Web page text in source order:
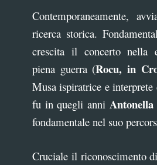
Contemporaneamente,
ricerca storica.
crescita il concerto nella
piena guerra (Rocu, in
Musa ispiratrice e interprete
fu in quegli anni Antonella
fondamentale nel suo
Cruciale il riconoscimento di